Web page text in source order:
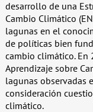
desarrollo de una
Cambio Climático
lagunas en el
de políticas bien
cambio climático. En
Aprendizaje sobre
lagunas observadas
consideración
climático.